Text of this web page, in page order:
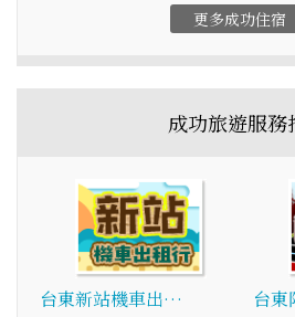
更多成功住宿
成功旅遊服務
台東新站機車出… 台